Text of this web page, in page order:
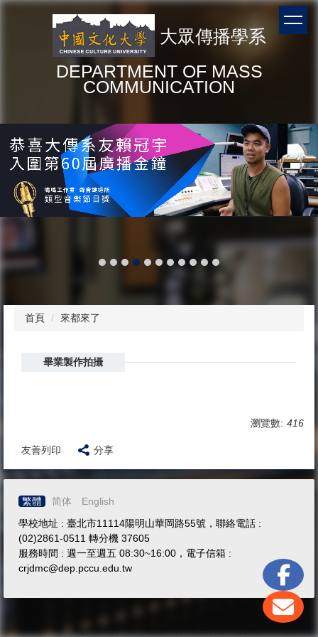
大眾傳播學系
DEPARTMENT OF MASS
COMMUNICATION
首頁 來都來了
畢業製作拍攝
瀏覽數: 416
友善列印 分享
繁體 简体
English
學校地址 : 臺北市11114陽明山華岡路55號，聯絡電話 :
(02)2861-0511 轉分機 37605
服務時間 : 週一至週五 08:30~16:00，電子信箱 :
crjdmc@dep.pccu.edu.tw